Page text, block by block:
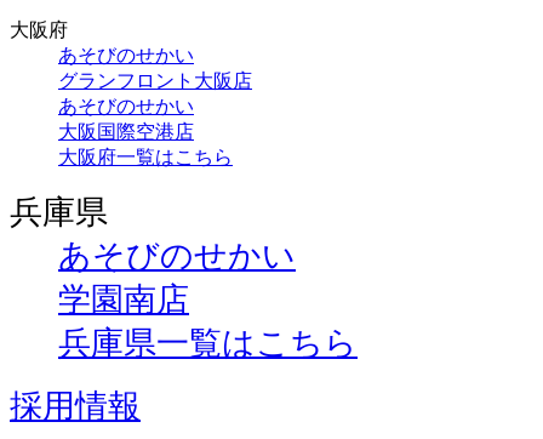
大阪府
あそびのせかい
グランフロント大阪店
あそびのせかい
大阪国際空港店
大阪府一覧はこちら
兵庫県
あそびのせかい
学園南店
兵庫県一覧はこちら
採用情報